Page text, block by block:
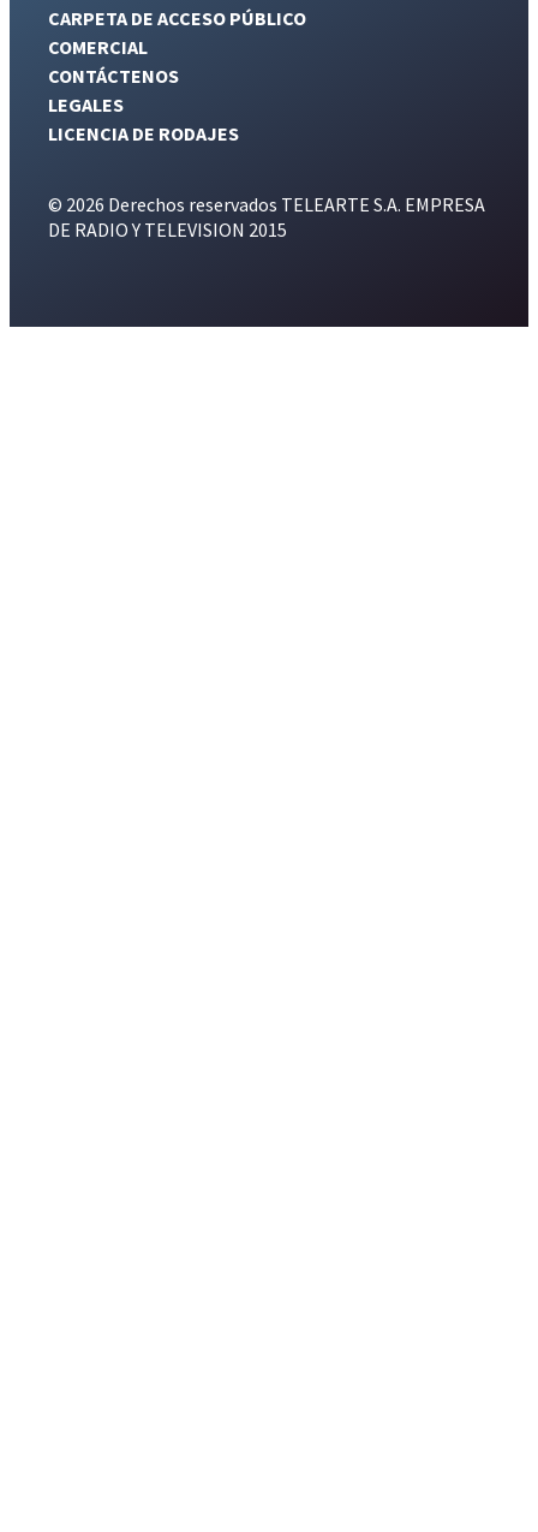
CARPETA DE ACCESO PÚBLICO
COMERCIAL
CONTÁCTENOS
LEGALES
LICENCIA DE RODAJES
© 2026 Derechos reservados TELEARTE S.A. EMPRESA
DE RADIO Y TELEVISION 2015